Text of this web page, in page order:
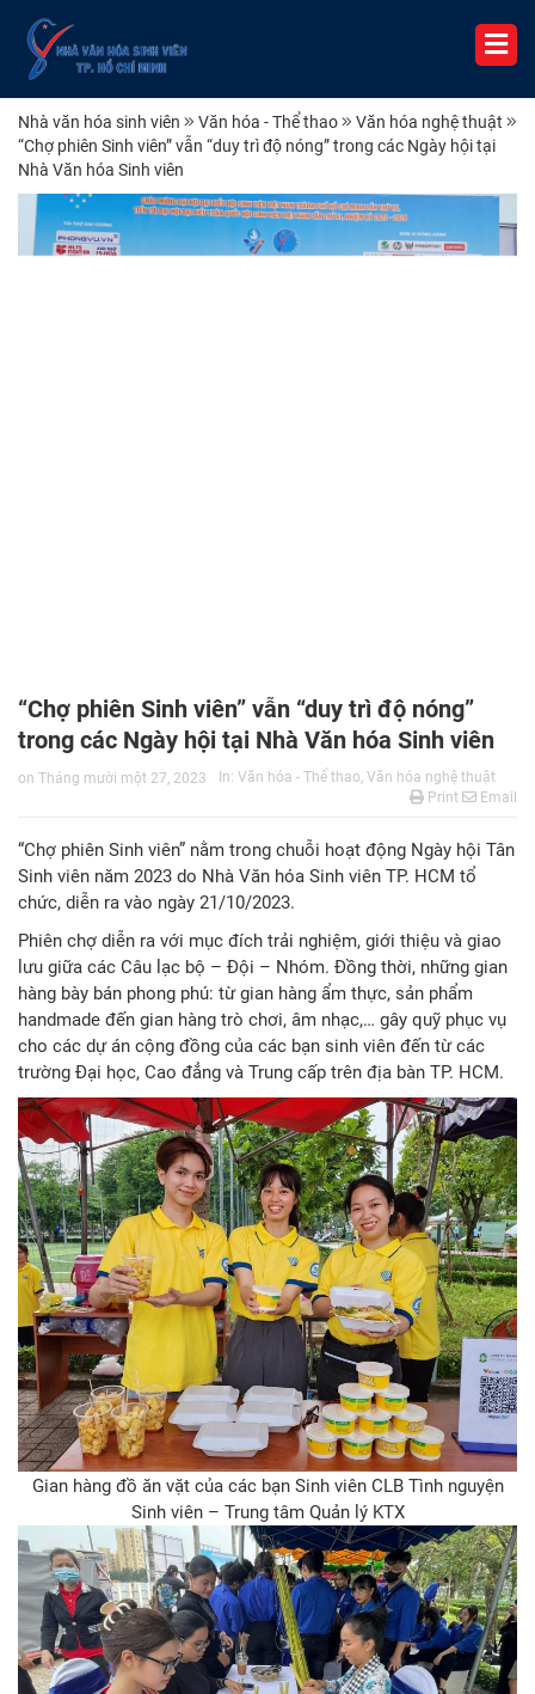
Nhà văn hóa sinh viên Văn hóa - Thể thao
Văn hóa nghệ thuật
“Chợ phiên Sinh viên” vẫn “duy trì độ nóng” trong các Ngày hội tại
Nhà Văn hóa Sinh viên
“Chợ phiên Sinh viên” vẫn “duy trì độ nóng”
trong các Ngày hội tại Nhà Văn hóa Sinh viên
on Tháng mười một 27, 2023 In: Văn hóa - Thể thao, Văn hóa nghệ thuật
Print
Email
“Chợ phiên Sinh viên” nằm trong chuỗi hoạt động Ngày hội Tân
Sinh viên năm 2023 do Nhà Văn hóa Sinh viên TP. HCM tổ
chức, diễn ra vào ngày 21/10/2023.
Phiên chợ diễn ra với mục đích trải nghiệm, giới thiệu và giao
lưu giữa các Câu lạc bộ – Đội – Nhóm. Đồng thời, những gian
hàng bày bán phong phú: từ gian hàng ẩm thực, sản phẩm
handmade đến gian hàng trò chơi, âm nhạc,… gây quỹ phục vụ
cho các dự án cộng đồng của các bạn sinh viên đến từ các
trường Đại học, Cao đẳng và Trung cấp trên địa bàn TP. HCM.
Gian hàng đồ ăn vặt của các bạn Sinh viên CLB Tình nguyện
Sinh viên – Trung tâm Quản lý KTX